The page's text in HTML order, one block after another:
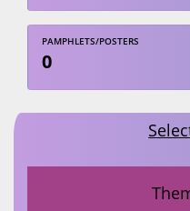
PAMPHLETS/POSTERS
0